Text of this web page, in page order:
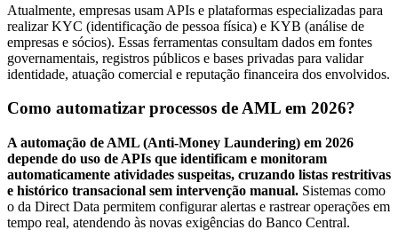
Atualmente, empresas usam APIs e plataformas especializadas para
realizar KYC (identificação de pessoa física) e KYB (análise de
empresas e sócios). Essas ferramentas consultam dados em fontes
governamentais, registros públicos e bases privadas para validar
identidade, atuação comercial e reputação financeira dos envolvidos.
Como automatizar processos de AML em 2026?
A automação de AML (Anti-Money Laundering) em 2026
depende do uso de APIs que identificam e monitoram
automaticamente atividades suspeitas, cruzando listas restritivas
e histórico transacional sem intervenção manual. Sistemas como
o da Direct Data permitem configurar alertas e rastrear operações em
tempo real, atendendo às novas exigências do Banco Central.